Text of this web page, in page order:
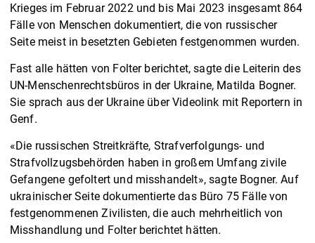
Krieges im Februar 2022 und bis Mai 2023 insgesamt 864
Fälle von Menschen dokumentiert, die von russischer
Seite meist in besetzten Gebieten festgenommen wurden.
Fast alle hätten von Folter berichtet, sagte die Leiterin des
UN-Menschenrechtsbüros in der Ukraine, Matilda Bogner.
Sie sprach aus der Ukraine über Videolink mit Reportern in
Genf.
«Die russischen Streitkräfte, Strafverfolgungs- und
Strafvollzugsbehörden haben in großem Umfang zivile
Gefangene gefoltert und misshandelt», sagte Bogner. Auf
ukrainischer Seite dokumentierte das Büro 75 Fälle von
festgenommenen Zivilisten, die auch mehrheitlich von
Misshandlung und Folter berichtet hätten.